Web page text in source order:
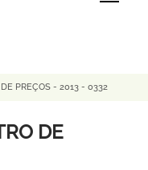
PREÇOS - 2013 - 0332
DE